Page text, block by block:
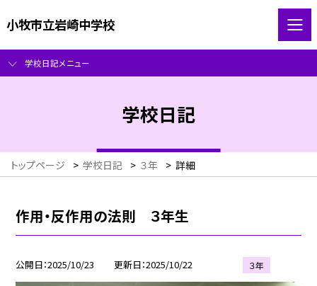
小牧市立岩崎中学校
学校日記メニュー
学校日記
トップページ > 学校日記 > ３年 > 詳細
作用・反作用の法則 ３年生
公開日 2025/10/23 更新日 2025/10/22 ３年